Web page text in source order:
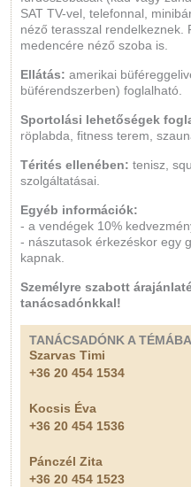
SAT TV-vel, telefonnal,
néző terasszal rendelkeznek.
medencére néző szoba is.
Ellátás: amerikai
büférendszerben) foglalható.
Sportolási lehetőségek
röplabda, fitness terem,
Térités ellenében: tenisz,
szolgáltatásai.
Egyéb információk:
- a vendégek 10%
- nászutasok érkezéskor egy
kapnak.
Személyre szabott
tanácsadónkkal!
TANÁCSADÓNK A
Szarvas Timi
+36 20 454 1534
Kocsis Éva
+36 20 454 1536
Pánczél Zita
+36 20 454 1523